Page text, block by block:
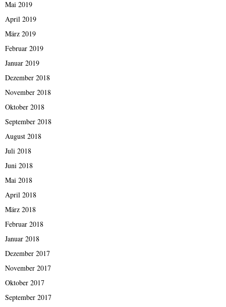
Mai 2019
April 2019
März 2019
Februar 2019
Januar 2019
Dezember 2018
November 2018
Oktober 2018
September 2018
August 2018
Juli 2018
Juni 2018
Mai 2018
April 2018
März 2018
Februar 2018
Januar 2018
Dezember 2017
November 2017
Oktober 2017
September 2017